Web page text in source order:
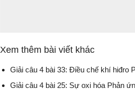
Xem thêm bài viết khác
Giải câu 4 bài 33: Điều chế khí hiđro
Giải câu 4 bài 25: Sự oxi hóa Phản